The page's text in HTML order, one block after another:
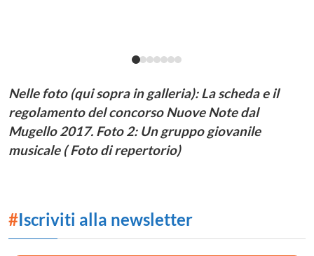
Nelle foto (qui sopra in galleria): La scheda e il
regolamento del concorso Nuove Note dal
Mugello 2017. Foto 2: Un gruppo giovanile
musicale ( Foto di repertorio)
#Iscriviti alla newsletter